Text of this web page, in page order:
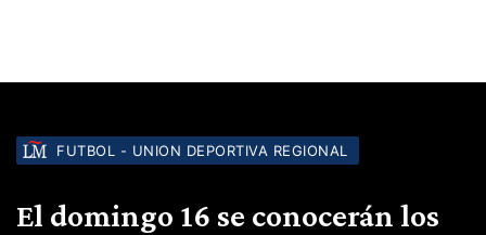
FUTBOL - UNION DEPORTIVA REGIONAL
El domingo 16 se conocerán los